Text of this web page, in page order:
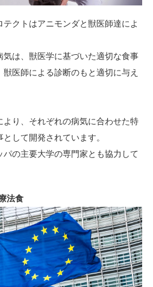
クトはアニモンダと獣医師達によ
は、獣医学に基づいた適切な食事
医師による診断のもと適切に与え
り、それぞれの病気に合わせた特
して開発されています。
パの主要大学の専門家とも協力して
法食